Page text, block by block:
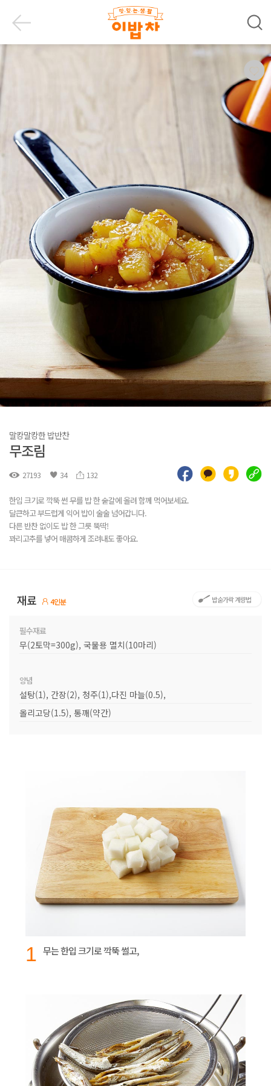
말캉말캉한 밥반찬
무조림
27193 34 132
한입 크기로 깍뚝 썬 무를 밥 한 숟갈에 올려 함께 먹어보세요.
달큰하고 부드럽게 익어 밥이 술술 넘어갑니다.
다른 반찬 없이도 밥 한 그릇 뚝딱!
꽈리고추를 넣어 매콤하게 조려내도 좋아요.
재료 4인분 밥숟가락 계량법
필수재료
무(2토막=300g), 국물용 멸치(10마리)
양념
설탕(1), 간장(2), 청주(1),다진 마늘(0.5),
올리고당(1.5), 통깨(약간)
1 무는 한입 크기로 깍뚝 썰고,